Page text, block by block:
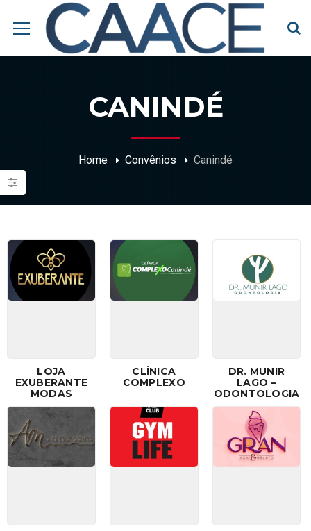
CANINDÉ
Home Convênios Canindé
LOJA
EXUBERANTE
MODAS
CLÍNICA
COMPLEXO
DR. MUNIR
LAGO –
ODONTOLOGIA